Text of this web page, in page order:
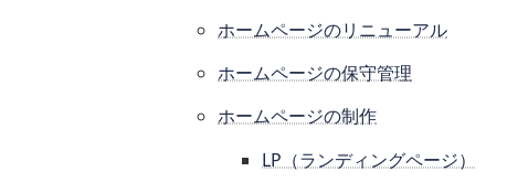
ホームページのリニューアル
ホームページの保守管理
ホームページの制作
LP（ランディングページ）